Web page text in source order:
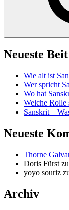
Neueste
Wie alt ist
Wer spricht
Wo hat
Welche Rolle
Sanskrit –
Neueste
Thorne
Doris Fürst zu
yoyo souriz
Archiv